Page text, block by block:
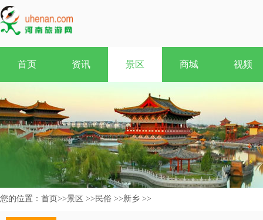
首页 资讯 景区 商城 视频
您的位置： 首页>>景区 >> 民俗 >>新乡 >>